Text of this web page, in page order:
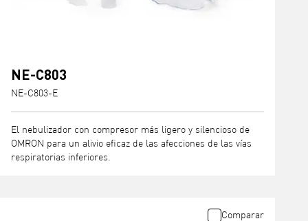
NE-C803
NE-C803-E
El nebulizador con compresor más ligero y silencioso de
OMRON para un alivio eficaz de las afecciones de las vías
respiratorias inferiores.
Comparar